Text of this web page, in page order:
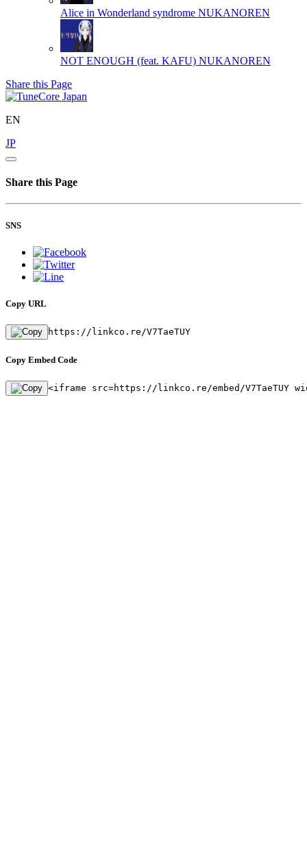
Alice in Wonderland syndrome NUKANOREN
NOT ENOUGH (feat. KAFU) NUKANOREN
Share this Page
EN
JP
Share this Page
SNS
Copy URL
https://linkco.re/V7TaeTUY
Copy Embed Code
<iframe src=https://linkco.re/embed/V7TaeTUY